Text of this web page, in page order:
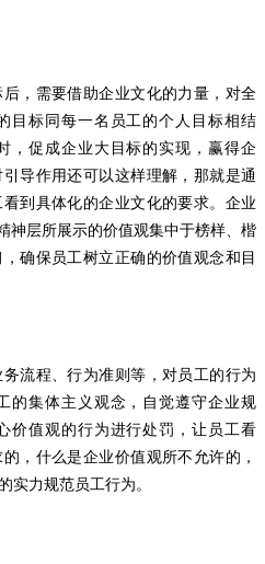
，需要借助企业文化的力量，对全
目标同每一名员工的个人目标相结
，促成企业大目标的实现，赢得企
导作用还可以这样理解，那就是通
到具体化的企业文化的要求。企业
神层所展示的价值观集中于榜样、楷
确保员工树立正确的价值观念和目
流程、行为准则等，对员工的行为
的集体主义观念，自觉遵守企业规
价值观的行为进行处罚，让员工看
，什么是企业价值观所不允许的，
实力规范员工行为。